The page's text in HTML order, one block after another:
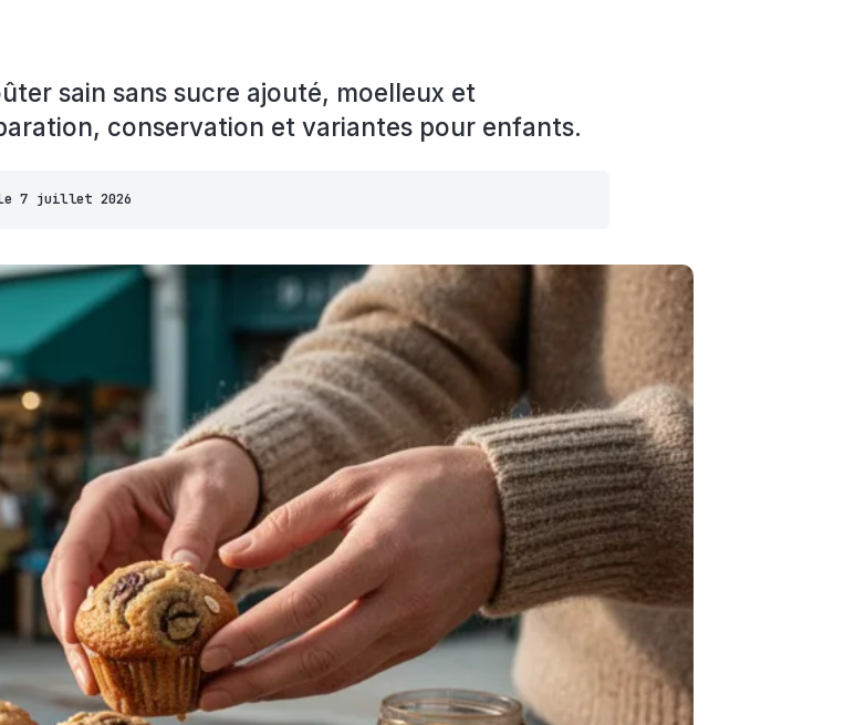
sain sans sucre ajouté, moelleux et
conservation et variantes pour enfants.
le7 juillet 2026